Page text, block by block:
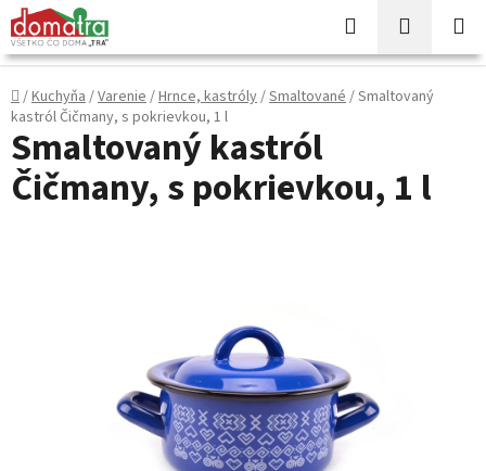
Prejsť
na
obsah
Hľadať
KOŠÍK
Domov
/Kuchyňa/Varenie/Hrnce, kastróly/Smaltované/Smaltovaný
kastról Čičmany, s pokrievkou, 1 l
Smaltovaný kastról
Čičmany, s pokrievkou, 1 l